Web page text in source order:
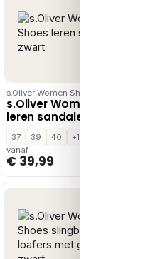
s.Oliver Women Shoes
s.Oliver Women Shoes
leren sandalen zwart
37 39 40
+1
vanaf
€ 39,99